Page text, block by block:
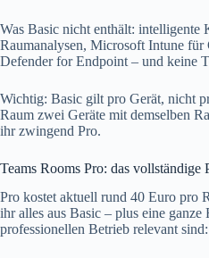
Was Basic nicht enthält: intelligente
Raumanalysen, Microsoft Intune
Defender for Endpoint – und keine
Wichtig: Basic gilt pro Gerät, nicht
Raum zwei Geräte mit demselben
ihr zwingend Pro.
Teams Rooms Pro: das vollständige
Pro kostet aktuell rund 40 Euro pro
ihr alles aus Basic – plus eine ganze
professionellen Betrieb relevant sind: